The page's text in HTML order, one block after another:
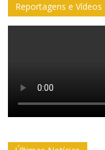
Reportagens e Vídeos